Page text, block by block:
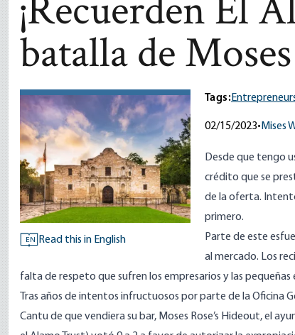
¡Recuerden El
batalla de
EN Read this in English
Tags:
02/15/2023• Mises
Desde que tengo
crédito que se
de la oferta.
primero.
Parte de este
al mercado. Los
falta de respeto que sufren los empresarios y las pequeñas
Tras años de intentos infructuosos por parte de la Oficina
Cantu de que vendiera su bar, Moses Rose’s Hideout, el